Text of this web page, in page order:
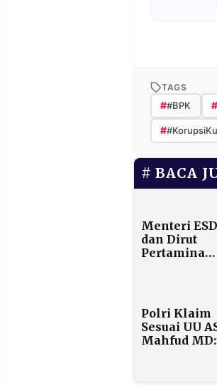
TAGS
##BPK #
#
BACA
Menteri
dan Dirut
Pertamina
Tengah
Bencana
Sumut, dan
Sumbar
Polri Klaim
Sesuai UU
Mahfud MD: